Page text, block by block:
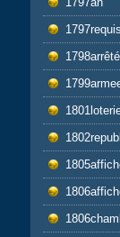
1798arrêté